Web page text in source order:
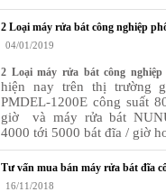
2 Loại máy rửa bát công nghiệp
04/01/2019
2 Loại máy rửa bát công
hiện nay trên thị trường
PMDEL-1200E công suất
giờ và máy rửa bát
4000 tới 5000 bát đĩa / giờ
Tư vấn mua bán máy rửa bát đĩa
16/11/2018